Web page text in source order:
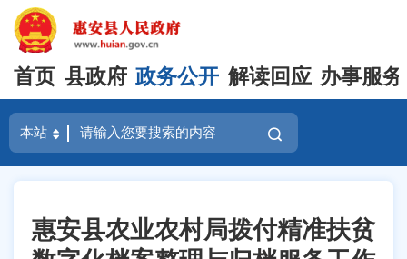
首页 县政府 政务公开 解读回应 办事服务
惠安县农业农村局拨付精准扶贫